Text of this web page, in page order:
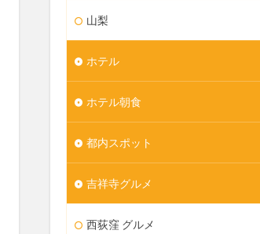
山梨
ホテル
ホテル朝食
都内スポット
吉祥寺グルメ
西荻窪 グルメ